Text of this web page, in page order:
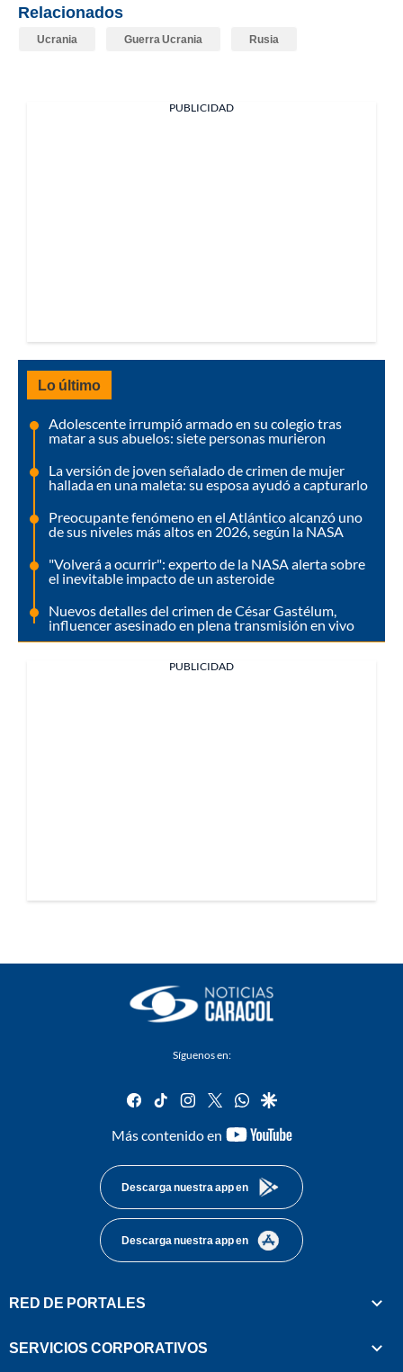
Relacionados
Ucrania Guerra Ucrania Rusia
PUBLICIDAD
Lo último
Adolescente irrumpió armado en su colegio tras
matar a sus abuelos: siete personas murieron
La versión de joven señalado de crimen de mujer
hallada en una maleta: su esposa ayudó a capturarlo
Preocupante fenómeno en el Atlántico alcanzó uno
de sus niveles más altos en 2026, según la NASA
"Volverá a ocurrir": experto de la NASA alerta sobre
el inevitable impacto de un asteroide
Nuevos detalles del crimen de César Gastélum,
influencer asesinado en plena transmisión en vivo
PUBLICIDAD
Síguenos en:
facebook
tiktok instagram
twitterwhatsapp
google
Más contenido en
youtube-
Descarga nuestra app en
Descarga nuestra app en
RED DE PORTALES
SERVICIOS CORPORATIVOS